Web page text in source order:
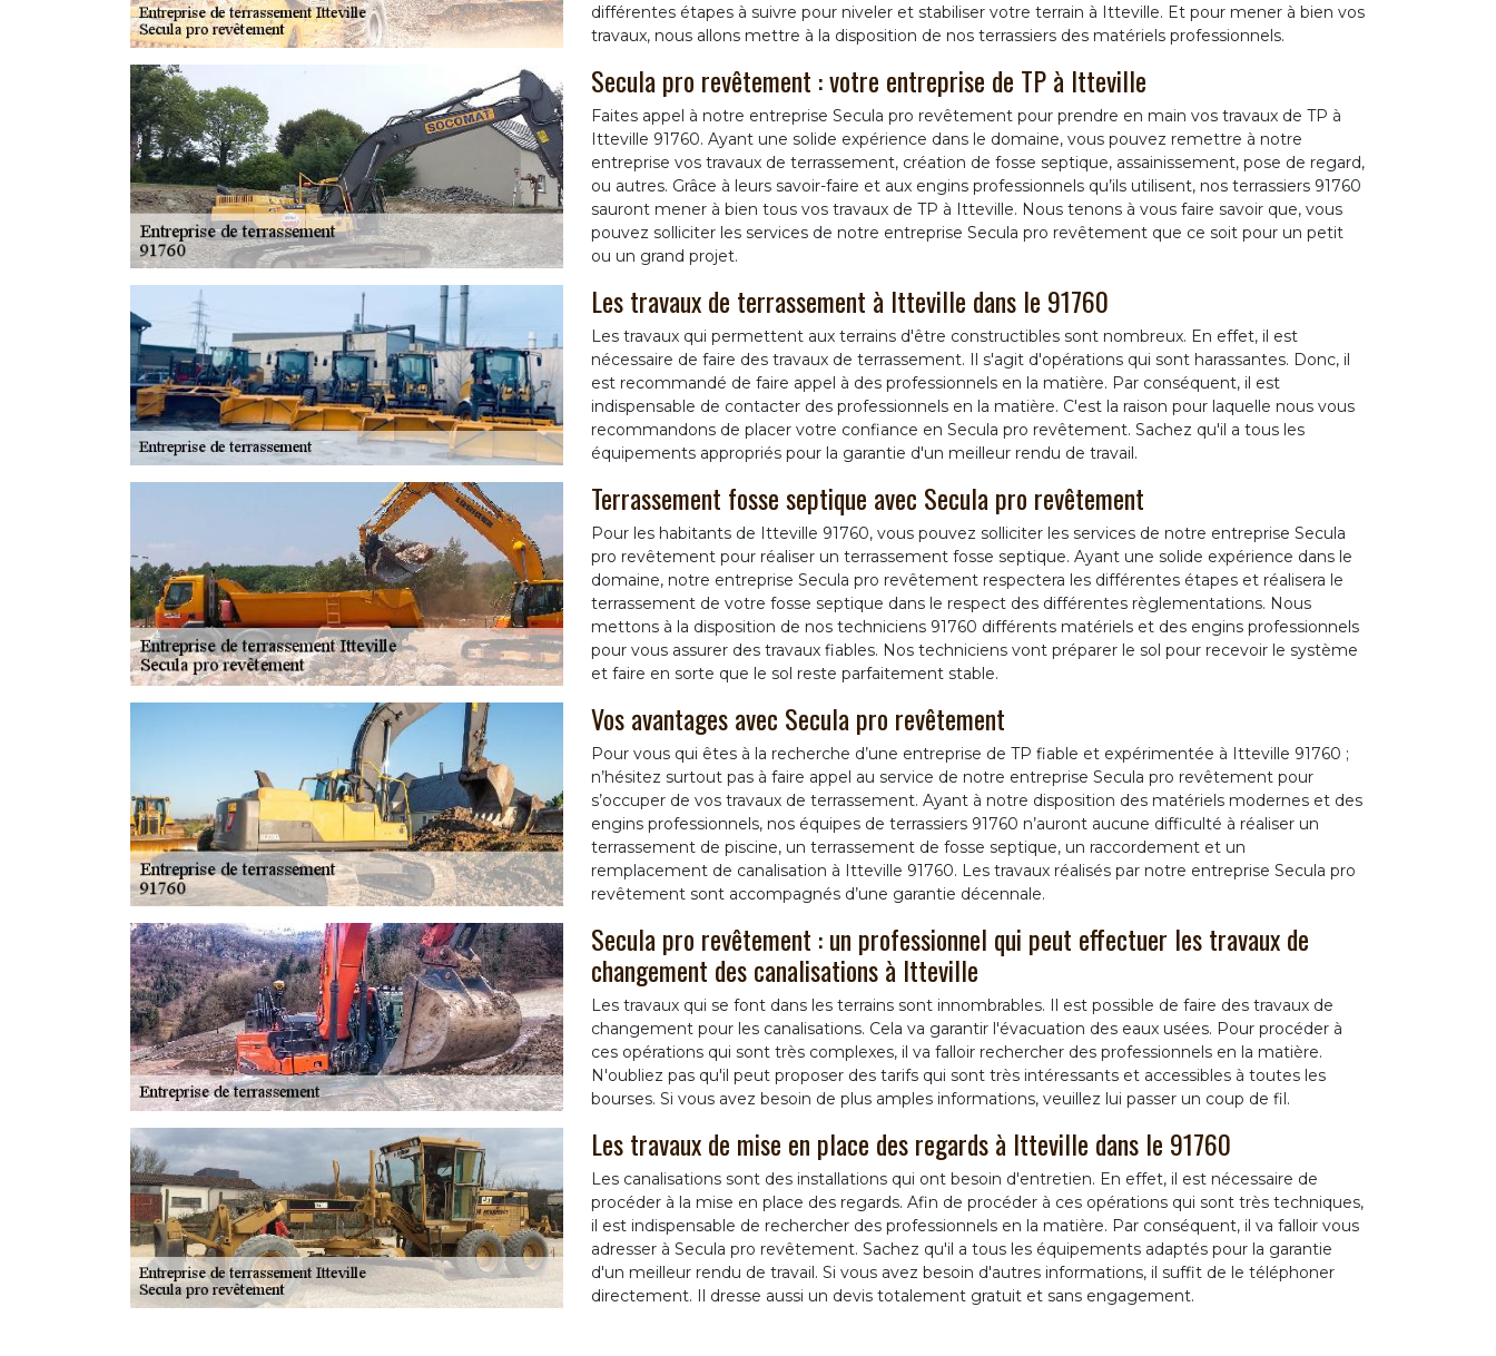
différentes étapes à suivre pour niveler et stabiliser votre terrain à Itteville. Et pour mener à bien vos
travaux, nous allons mettre à la disposition de nos terrassiers des matériels professionnels.
Secula pro revêtement : votre entreprise de TP à Itteville
Faites appel à notre entreprise Secula pro revêtement pour prendre en main vos travaux de TP à
Itteville 91760. Ayant une solide expérience dans le domaine, vous pouvez remettre à notre
entreprise vos travaux de terrassement, création de fosse septique, assainissement, pose de regard,
ou autres. Grâce à leurs savoir-faire et aux engins professionnels qu’ils utilisent, nos terrassiers 91760
sauront mener à bien tous vos travaux de TP à Itteville. Nous tenons à vous faire savoir que, vous
pouvez solliciter les services de notre entreprise Secula pro revêtement que ce soit pour un petit
ou un grand projet.
Les travaux de terrassement à Itteville dans le 91760
Les travaux qui permettent aux terrains d'être constructibles sont nombreux. En effet, il est
nécessaire de faire des travaux de terrassement. Il s'agit d'opérations qui sont harassantes. Donc, il
est recommandé de faire appel à des professionnels en la matière. Par conséquent, il est
indispensable de contacter des professionnels en la matière. C'est la raison pour laquelle nous vous
recommandons de placer votre confiance en Secula pro revêtement. Sachez qu'il a tous les
équipements appropriés pour la garantie d'un meilleur rendu de travail.
Terrassement fosse septique avec Secula pro revêtement
Pour les habitants de Itteville 91760, vous pouvez solliciter les services de notre entreprise Secula
pro revêtement pour réaliser un terrassement fosse septique. Ayant une solide expérience dans le
domaine, notre entreprise Secula pro revêtement respectera les différentes étapes et réalisera le
terrassement de votre fosse septique dans le respect des différentes règlementations. Nous
mettons à la disposition de nos techniciens 91760 différents matériels et des engins professionnels
pour vous assurer des travaux fiables. Nos techniciens vont préparer le sol pour recevoir le système
et faire en sorte que le sol reste parfaitement stable.
Vos avantages avec Secula pro revêtement
Pour vous qui êtes à la recherche d’une entreprise de TP fiable et expérimentée à Itteville 91760 ;
n’hésitez surtout pas à faire appel au service de notre entreprise Secula pro revêtement pour
s’occuper de vos travaux de terrassement. Ayant à notre disposition des matériels modernes et des
engins professionnels, nos équipes de terrassiers 91760 n’auront aucune difficulté à réaliser un
terrassement de piscine, un terrassement de fosse septique, un raccordement et un
remplacement de canalisation à Itteville 91760. Les travaux réalisés par notre entreprise Secula pro
revêtement sont accompagnés d’une garantie décennale.
Secula pro revêtement : un professionnel qui peut effectuer les travaux de
changement des canalisations à Itteville
Les travaux qui se font dans les terrains sont innombrables. Il est possible de faire des travaux de
changement pour les canalisations. Cela va garantir l'évacuation des eaux usées. Pour procéder à
ces opérations qui sont très complexes, il va falloir rechercher des professionnels en la matière.
N'oubliez pas qu'il peut proposer des tarifs qui sont très intéressants et accessibles à toutes les
bourses. Si vous avez besoin de plus amples informations, veuillez lui passer un coup de fil.
Les travaux de mise en place des regards à Itteville dans le 91760
Les canalisations sont des installations qui ont besoin d'entretien. En effet, il est nécessaire de
procéder à la mise en place des regards. Afin de procéder à ces opérations qui sont très techniques,
il est indispensable de rechercher des professionnels en la matière. Par conséquent, il va falloir vous
adresser à Secula pro revêtement. Sachez qu'il a tous les équipements adaptés pour la garantie
d'un meilleur rendu de travail. Si vous avez besoin d'autres informations, il suffit de le téléphoner
directement. Il dresse aussi un devis totalement gratuit et sans engagement.